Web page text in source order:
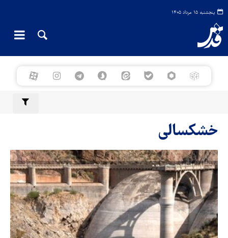
پنجشنبه ۱۵ مرداد ۱۴۰۵
خشکسالی